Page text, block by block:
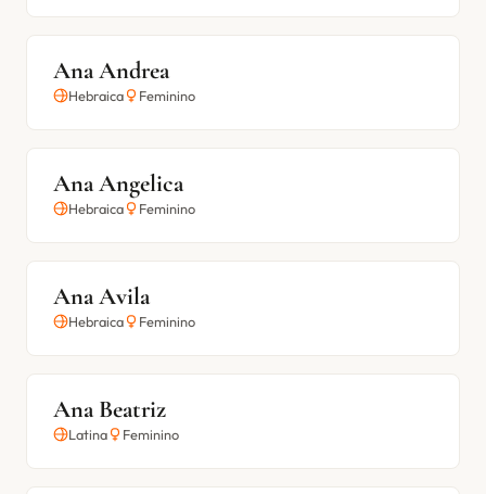
Ana Andrea
Hebraica Feminino
Ana Angelica
Hebraica Feminino
Ana Avila
Hebraica Feminino
Ana Beatriz
Latina Feminino